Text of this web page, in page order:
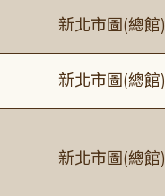
新北市圖(總館)
新北市圖(總館)
新北市圖(總館)